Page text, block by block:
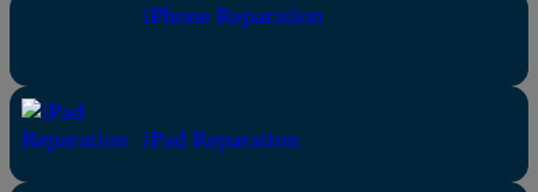
iPhone Reparation
iPad Reparation